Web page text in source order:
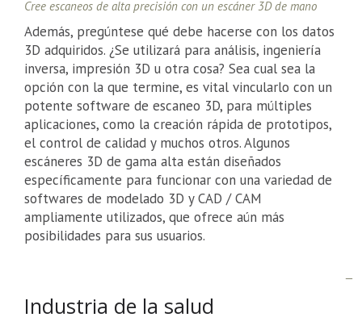
Cree escaneos de alta precisión con un escáner 3D de mano
Además, pregúntese qué debe hacerse con los datos
3D adquiridos. ¿Se utilizará para análisis, ingeniería
inversa, impresión 3D u otra cosa? Sea cual sea la
opción con la que termine, es vital vincularlo con un
potente software de escaneo 3D, para múltiples
aplicaciones, como la creación rápida de prototipos,
el control de calidad y muchos otros. Algunos
escáneres 3D de gama alta están diseñados
específicamente para funcionar con una variedad de
softwares de modelado 3D y CAD / CAM
ampliamente utilizados, que ofrece aún más
posibilidades para sus usuarios.
Industria de la salud